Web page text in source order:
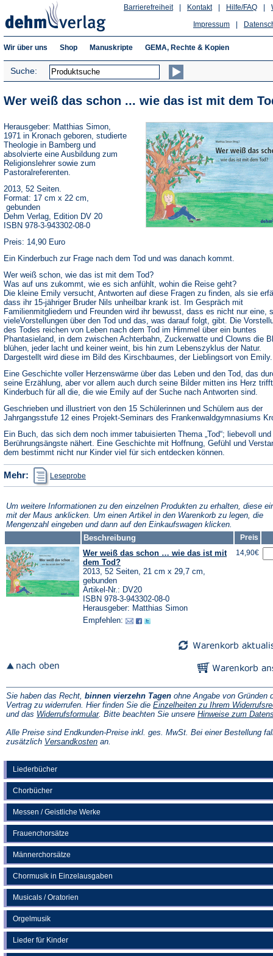
Hilfe/FAQ
Kontakt
Barrierefreiheit
Impressum
Wir über uns Shop Manuskripte GEMA, Rechte & Kopien
Suche:
Liederbücher
Chorbücher
Messen / Geistliche Werke
Frauenchorsätze
Männerchorsätze
Chormusik in Einzelausgaben
Musicals / Oratorien
Orgelmusik
Lieder für Kinder
Wer weiß das schon ... wie das ist mit dem
Herausgeber: Matthias Simon,
1971 in Kronach geboren, studierte
Theologie in Bamberg und
absolvierte eine Ausbildung zum
Religionslehrer sowie zum
Pastoralreferenten.
2013, 52 Seiten.
Format: 17 cm x 22 cm,
gebunden
Dehm Verlag, Edition DV 20
ISBN 978-3-943302-08-0
Preis: 14,90 Euro
Ein Kinderbuch zur Frage nach dem Tod und was danach kommt.
Wer weiß schon, wie das ist mit dem Tod?
Was auf uns zukommt, wie es sich anfühlt, wohin die Reise geht?
Die kleine Emily versucht, Antworten auf diese Fragen zu finden, als sie
dass ihr 15-jähriger Bruder Nils unheilbar krank ist. Im Gespräch mit
Familienmitgliedern und Freunden wird ihr bewusst, dass es nicht nur eine,
vieleVorstellungen über den Tod und das, was darauf folgt, gibt. Die
des Todes reichen von Leben nach dem Tod im Himmel über ein buntes
Phantasieland, in dem zwischen Achterbahn, Zuckerwatte und Clowns die
blühen, jeder lacht und keiner weint, bis hin zum Lebenszyklus der Natur.
Dargestellt wird diese im Bild des Kirschbaumes, der Lieblingsort von Emily.
Eine Geschichte voller Herzenswärme über das Leben und den Tod, das
seine Erzählung, aber vor allem auch durch seine Bilder mitten ins Herz
Kinderbuch für all die, die wie Emily auf der Suche nach Antworten sind.
Geschrieben und illustriert von den 15 Schülerinnen und Schülern aus der
Jahrgangsstufe 12 eines Projekt-Seminars des Frankenwaldgymnasiums
Ein Buch, das sich dem noch immer tabuisierten Thema „Tod“; liebevoll und
Berührungsängste nähert. Eine Geschichte mit Hoffnung, Gefühl und
dem bestimmt nicht nur Kinder viel für sich entdecken können.
Mehr: Leseprobein
einem
Tab)
Um weitere Informationen zu den einzelnen Produkten zu erhalten, diese
mit der Maus anklicken. Um einen Artikel in den Warenkorb zu legen, die
Mengenzahl eingeben und dann auf den Einkaufswagen klicken.
Beschreibung
Preis
Wer weiß das schon … wie das ist mit
dem Tod?
2013, 52 Seiten, 21 cm x 29,7 cm,
gebunden
Artikel-Nr.: DV20
ISBN 978-3-943302-08-0
Herausgeber: Matthias Simon
Empfehlen:
14,90€
Sie haben das Recht, binnen vierzehn Tagen ohne Angabe von Gründen
Vertrag zu widerrufen. Hier finden Sie die Einzelheiten zu Ihrem
und das Widerrufsformular(Öffnet
einem
neuen
. Bitte beachten Sie unsere Hinweise zum
Alle Preise sind Endkunden-Preise inkl. ges. MwSt. Bei einer Bestellung
zusätzlich Versandkosten(Öffnet
an.